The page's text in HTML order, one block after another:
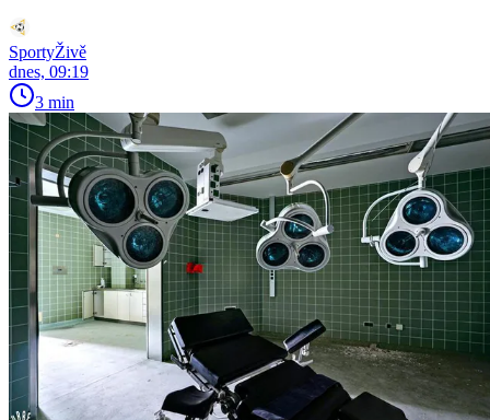
SportyŽivě
dnes, 09:19
3 min